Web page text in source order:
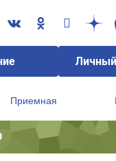
Приемная